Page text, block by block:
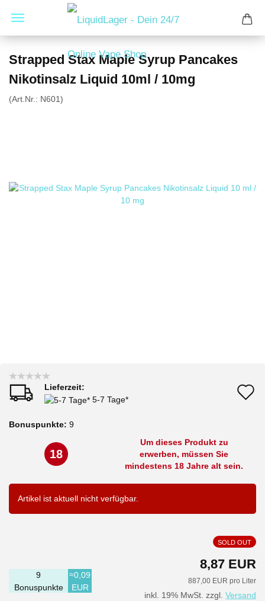
Strapped Stax Maple Syrup Pancakes
Nikotinsalz Liquid 10ml / 10mg
(Art.Nr.: N601)
Lieferzeit:
5-7 Tage*
Bonuspunkte: 9
18
Um dieses Produkt zu
erwerben, müssen Sie
mindestens 18 Jahre alt sein.
Artikel ist aktuell nicht verfügbar.
SOLD OUT
8,87 EUR
887,00 EUR pro Liter
inkl. 19% MwSt. zzgl. Versand
9
Bonuspunkte
≈0,09
EUR